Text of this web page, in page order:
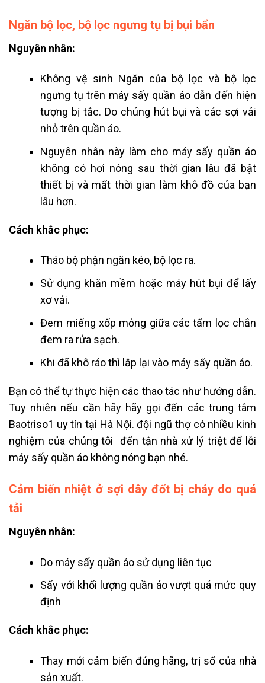
Ngăn bộ lọc, bộ lọc ngưng tụ bị bụi bẩn
Nguyên nhân:
Không vệ sinh Ngăn của bộ lọc và bộ lọc
ngưng tụ trên máy sấy quần áo dẫn đến hiện
tượng bị tắc. Do chúng hút bụi và các sợi vải
nhỏ trên quần áo.
Nguyên nhân này làm cho máy sấy quần áo
không có hơi nóng sau thời gian lâu đã bật
thiết bị và mất thời gian làm khô đồ của bạn
lâu hơn.
Cách khắc phục:
Tháo bộ phận ngăn kéo, bộ lọc ra.
Sử dụng khăn mềm hoặc máy hút bụi để lấy
xơ vải.
Đem miếng xốp mỏng giữa các tấm lọc chắn
đem ra rửa sạch.
Khi đã khô ráo thì lắp lại vào máy sấy quần áo.
Bạn có thể tự thực hiện các thao tác như hướng dẫn.
Tuy nhiên nếu cần hãy hãy gọi đến các trung tâm
Baotriso1 uy tín tại Hà Nội. đội ngũ thợ có nhiều kinh
nghiệm của chúng tôi đến tận nhà xử lý triệt để lỗi
máy sấy quần áo không nóng bạn nhé.
Cảm biến nhiệt ở sợi dây đốt bị cháy do quá
tải
Nguyên nhân:
Do máy sấy quần áo sử dụng liên tục
Sấy với khối lượng quần áo vượt quá mức quy
định
Cách khắc phục:
Thay mới cảm biến đúng hãng, trị số của nhà
sản xuất.